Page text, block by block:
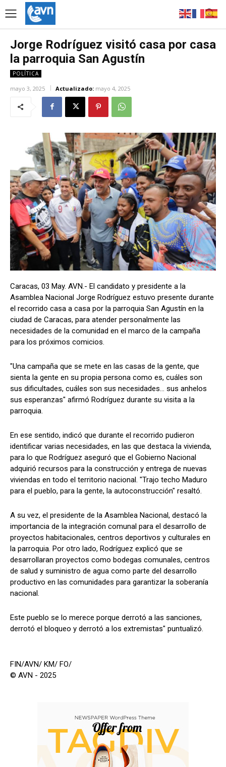
Jorge Rodríguez visitó casa por casa
la parroquia San Agustín
POLÍTICA
mayo 3, 2025 Actualizado: mayo 4, 2025
Caracas, 03 May. AVN.- El candidato y presidente a la
Asamblea Nacional Jorge Rodríguez estuvo presente durante
el recorrido casa a casa por la parroquia San Agustín en la
ciudad de Caracas, para atender personalmente las
necesidades de la comunidad en el marco de la campaña
para los próximos comicios.
"Una campaña que se mete en las casas de la gente, que
sienta la gente en su propia persona como es, cuáles son
sus dificultades, cuáles son sus necesidades… sus anhelos
sus esperanzas" afirmó Rodríguez durante su visita a la
parroquia.
En ese sentido, indicó que durante el recorrido pudieron
identificar varias necesidades, en las que destaca la vivienda,
para lo que Rodríguez aseguró que el Gobierno Nacional
adquirió recursos para la construcción y entrega de nuevas
viviendas en todo el territorio nacional. "Trajo techo Maduro
para el pueblo, para la gente, la autoconstrucción" resaltó.
A su vez, el presidente de la Asamblea Nacional, destacó la
importancia de la integración comunal para el desarrollo de
proyectos habitacionales, centros deportivos y culturales en
la parroquia. Por otro lado, Rodríguez explicó que se
desarrollaran proyectos como bodegas comunales, centros
de salud y suministro de agua como parte del desarrollo
productivo en las comunidades para garantizar la soberanía
nacional.
Este pueblo se lo merece porque derrotó a las sanciones,
derrotó el bloqueo y derrotó a los extremistas" puntualizó.
FIN/AVN/ KM/ FO/
© AVN - 2025